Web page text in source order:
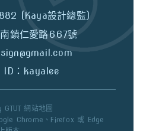
(Kaya設計總監)
鎮仁愛路667號
ID：kayalee
GTUT 網站地圖
Chrome、Firefox 或 Edge